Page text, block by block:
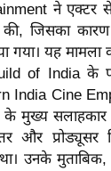
ने एक्टर
जिसका कारण
गया। यह मामला
of India के
India Cine
के मुख्य
और प्रोड्यूसर
उनके मुताबिक,